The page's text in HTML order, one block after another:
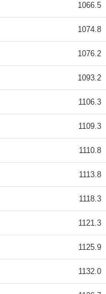
1066.5
1074.8
1076.2
1093.2
1106.3
1109.3
1110.8
1113.8
1118.3
1121.3
1125.9
1132.0